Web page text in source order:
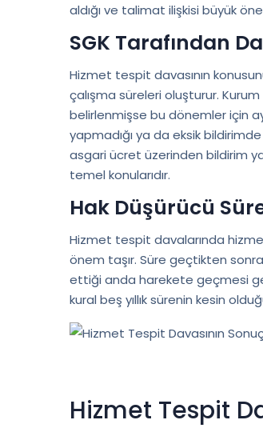
aldığı ve talimat ilişkisi büyük
SGK Tarafından
Hizmet tespit davasının
çalışma süreleri oluşturur.
belirlenmişse bu dönemler için
yapmadığı ya da eksik
asgari ücret üzerinden bildirim
temel konularıdır.
Hak Düşürücü
Hizmet tespit davalarında
önem taşır. Süre geçtikten sonra
ettiği anda harekete geçmesi
kural beş yıllık sürenin kesin
Hizmet Tespit